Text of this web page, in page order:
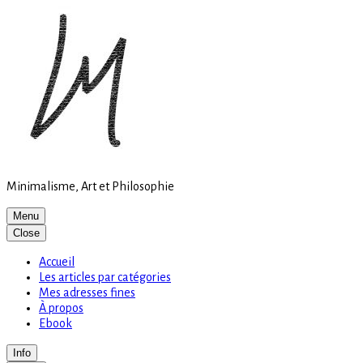
Minimalisme, Art et Philosophie
Menu
Close
Accueil
Les articles par catégories
Mes adresses fines
À propos
Ebook
Info